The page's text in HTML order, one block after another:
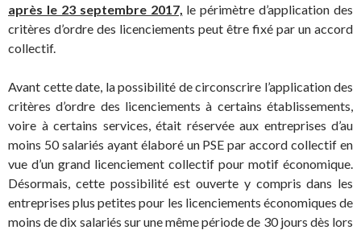
après le 23 septembre 2017, le périmètre d’application des
critères d’ordre des licenciements peut être fixé par un accord
collectif.
Avant cette date, la possibilité de circonscrire l’application des
critères d’ordre des licenciements à certains établissements,
voire à certains services, était réservée aux entreprises d’au
moins 50 salariés ayant élaboré un PSE par accord collectif en
vue d’un grand licenciement collectif pour motif économique.
Désormais, cette possibilité est ouverte y compris dans les
entreprises plus petites pour les licenciements économiques de
moins de dix salariés sur une même période de 30 jours dès lors